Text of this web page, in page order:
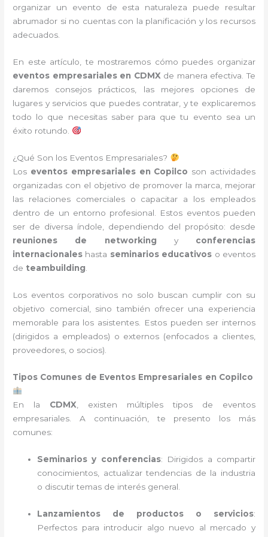
organizar un evento de esta naturaleza puede resultar
abrumador si no cuentas con la planificación y los recursos
adecuados.
En este artículo, te mostraremos cómo puedes organizar
eventos empresariales en CDMX de manera efectiva. Te
daremos consejos prácticos, las mejores opciones de
lugares y servicios que puedes contratar, y te explicaremos
todo lo que necesitas saber para que tu evento sea un
éxito rotundo.
¿Qué Son los Eventos Empresariales?
Los eventos empresariales en Copilco son actividades
organizadas con el objetivo de promover la marca, mejorar
las relaciones comerciales o capacitar a los empleados
dentro de un entorno profesional. Estos eventos pueden
ser de diversa índole, dependiendo del propósito: desde
reuniones de networking y conferencias
internacionales hasta seminarios educativos o eventos
de teambuilding
Los eventos corporativos no solo buscan cumplir con su
objetivo comercial, sino también ofrecer una experiencia
memorable para los asistentes. Estos pueden ser internos
(dirigidos a empleados) o externos (enfocados a clientes,
proveedores, o socios).
Tipos Comunes de Eventos Empresariales en Copilco
En la CDMX , existen múltiples tipos de eventos
empresariales. A continuación, te presento los más
comunes:
Seminarios y conferencias: Dirigidos a compartir
conocimientos, actualizar tendencias de la industria
o discutir temas de interés general.
Lanzamientos de productos o servicios:
Perfectos para introducir algo nuevo al mercado y